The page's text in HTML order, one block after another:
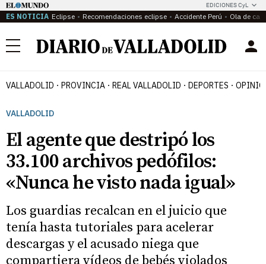
EDICIONES CyL
ES NOTICIA Eclipse Recomendaciones eclipse Accidente Perú Ola de
Menú
VALLADOLID PROVINCIA REAL VALLADOLID DEPORTES
VALLADOLID
El agente que destripó los
33.100 archivos pedófilos:
«Nunca he visto nada igual»
Los guardias recalcan en el juicio que
tenía hasta tutoriales para acelerar
descargas y el acusado niega que
compartiera vídeos de bebés violados